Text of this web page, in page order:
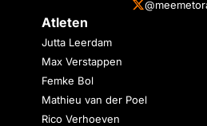
Atleten
Jutta Leerdam
Max Verstappen
Femke Bol
Mathieu van der Poel
Rico Verhoeven